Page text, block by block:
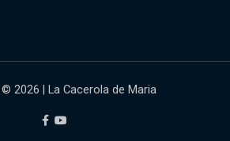
2026 | La Cacerola de Maria